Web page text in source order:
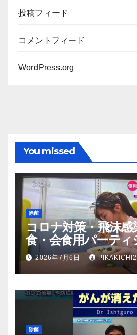
投稿フィード
コメントフィード
WordPress.org
You missed
除菌
コロナ対策・飛沫感
食・会食用パーティ
（マスク会食代替品
放送のＴＶ番組での
2026年7月6日
除菌